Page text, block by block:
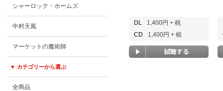
シャーロック・ホームズ
中村天風
マーケットの魔術師
▼ カテゴリーから選ぶ
全商品
DL
1,400円 + 税
CD
1,400円 + 税